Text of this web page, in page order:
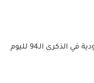
التطور التنظيمي للسياحة السعودية في الذكرى الـ94 لليوم